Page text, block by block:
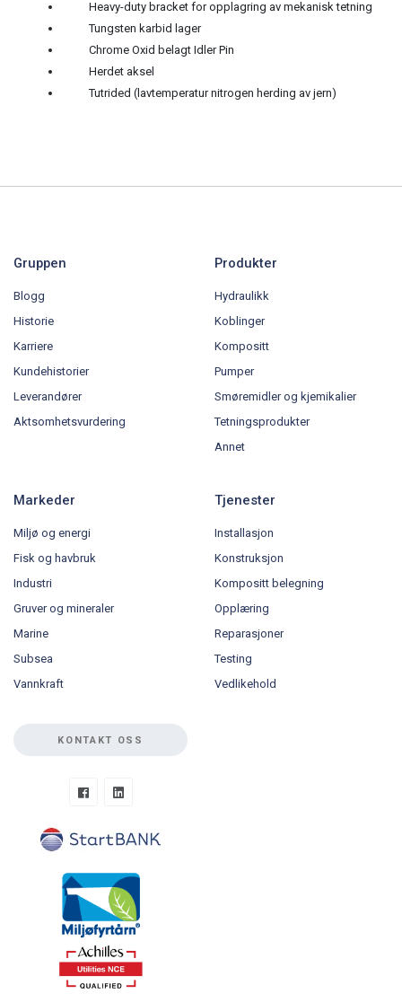
Heavy-duty bracket for opplagring av mekanisk tetning
Tungsten karbid lager
Chrome Oxid belagt Idler Pin
Herdet aksel
Tutrided (lavtemperatur nitrogen herding av jern)
Gruppen
Blogg
Historie
Karriere
Kundehistorier
Leverandører
Aktsomhetsvurdering
Produkter
Hydraulikk
Koblinger
Kompositt
Pumper
Smøremidler og kjemikalier
Tetningsprodukter
Annet
Markeder
Miljø og energi
Fisk og havbruk
Industri
Gruver og mineraler
Marine
Subsea
Vannkraft
Tjenester
Installasjon
Konstruksjon
Kompositt belegning
Opplæring
Reparasjoner
Testing
Vedlikehold
KONTAKT OSS